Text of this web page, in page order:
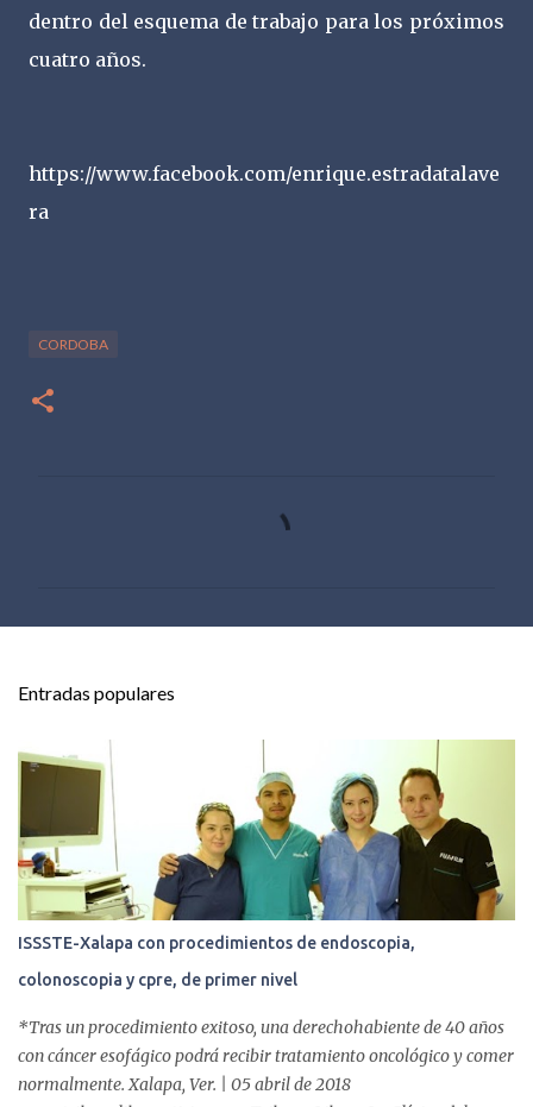
dentro del esquema de trabajo para los próximos
cuatro años.
https://www.facebook.com/enrique.estradatalave
ra
CORDOBA
s
Entradas populares
ISSSTE-Xalapa con procedimientos de endoscopia,
colonoscopia y cpre, de primer nivel
*Tras un procedimiento exitoso, una derechohabiente de 40 años
con cáncer esofágico podrá recibir tratamiento oncológico y comer
normalmente. Xalapa, Ver. | 05 abril de 2018